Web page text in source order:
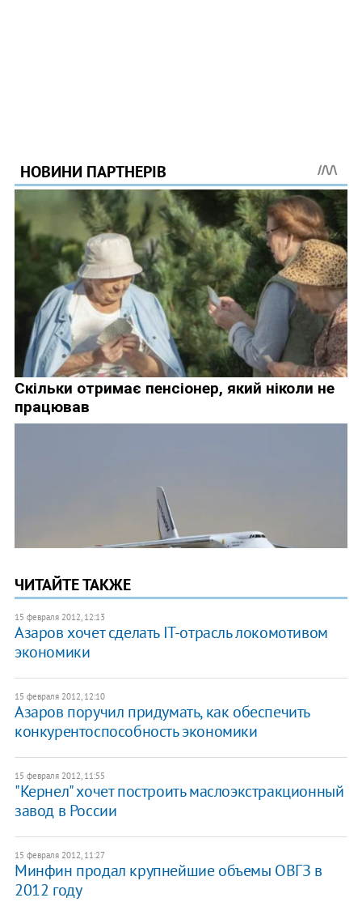
ЧИТАЙТЕ ТАКЖЕ
15 февраля 2012, 12:13
Азаров хочет сделать IT-отрасль локомотивом
экономики
15 февраля 2012, 12:10
Азаров поручил придумать, как обеспечить
конкурентоспособность экономики
15 февраля 2012, 11:55
"Кернел" хочет построить маслоэкстракционный
завод в России
15 февраля 2012, 11:27
Минфин продал крупнейшие объемы ОВГЗ в
2012 году